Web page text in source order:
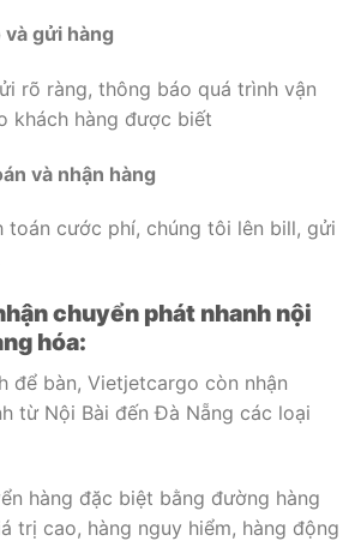
và gửi hàng
rõ ràng, thông báo quá trình vận
khách hàng được biết
và nhận hàng
toán cước phí, chúng tôi lên bill, gửi
chuyển phát nhanh nội
hóa:
để bàn, Vietjetcargo còn nhận
từ Nội Bài đến Đà Nẵng các loại
hàng đặc biệt bằng đường hàng
trị cao, hàng nguy hiểm, hàng động